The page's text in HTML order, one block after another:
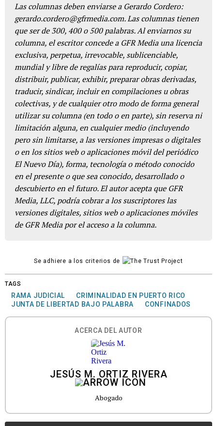
Las columnas deben enviarse a Gerardo Cordero:
gerardo.cordero@gfrmedia.com. Las columnas tienen
que ser de 300, 400 o 500 palabras. Al enviarnos su
columna, el escritor concede a GFR Media una licencia
exclusiva, perpetua, irrevocable, sublicenciable,
mundial y libre de regalías para reproducir, copiar,
distribuir, publicar, exhibir, preparar obras derivadas,
traducir, sindicar, incluir en compilaciones u obras
colectivas, y de cualquier otro modo de forma general
utilizar su columna (en todo o en parte), sin reserva ni
limitación alguna, en cualquier medio (incluyendo
pero sin limitarse, a las versiones impresas o digitales
o en los sitios web o aplicaciones móvil del periódico
El Nuevo Día), forma, tecnología o método conocido
en el presente o que sea conocido, desarrollado o
descubierto en el futuro. El autor acepta que GFR
Media, LLC, podría cobrar a los suscriptores las
versiones digitales, sitios web o aplicaciones móviles
de GFR Media por el acceso a la columna.
Se adhiere a los criterios de
TAGS
RAMA JUDICIAL
CRIMINALIDAD EN PUERTO RICO
JUNTA DE LIBERTAD BAJO PALABRA
CONFINADOS
ACERCA DEL AUTOR
JESÚS M. ORTIZ RIVERA
Abogado